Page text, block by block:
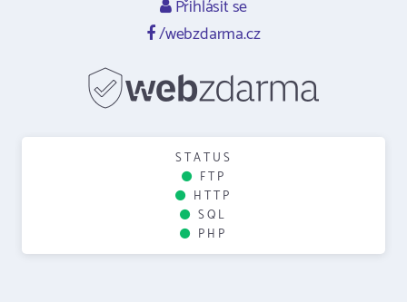
Přihlásit se
/webzdarma.cz
STATUS
FTP
HTTP
SQL
PHP